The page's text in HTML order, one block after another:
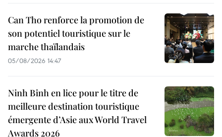
Can Tho renforce la promotion de
son potentiel touristique sur le
marche thaïlandais
05/08/2026 14:47
Ninh Binh en lice pour le titre de
meilleure destination touristique
émergente d’Asie aux World Travel
Awards 2026